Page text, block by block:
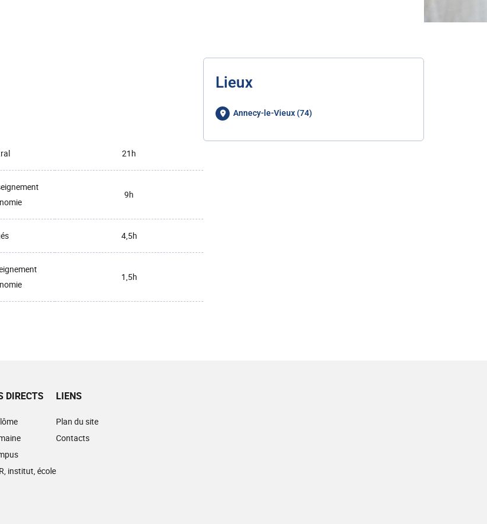
21h
9h
4,5h
1,5h
Lieux
Annecy-le-Vieux (74)
DIRECTS
institut, école
LIENS
Plan du site
Contacts